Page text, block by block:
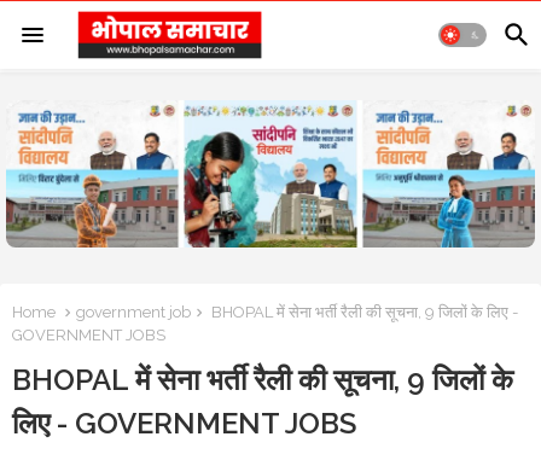
Home government job
BHOPAL में सेना भर्ती रैली की सूचना, 9 जिलों के लिए -
GOVERNMENT JOBS
BHOPAL में सेना भर्ती रैली की सूचना, 9 जिलों के
लिए - GOVERNMENT JOBS